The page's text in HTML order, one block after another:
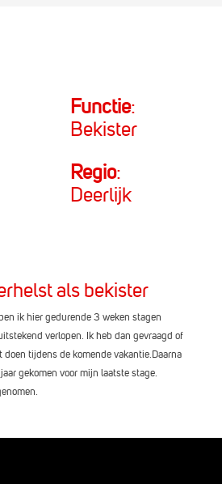
Functie:
Bekister
Regio:
Deerlijk
als bekister
ik hier gedurende 3 weken stagen
verlopen. Ik heb dan gevraagd of
tijdens de komende vakantie.Daarna
gekomen voor mijn laatste stage.